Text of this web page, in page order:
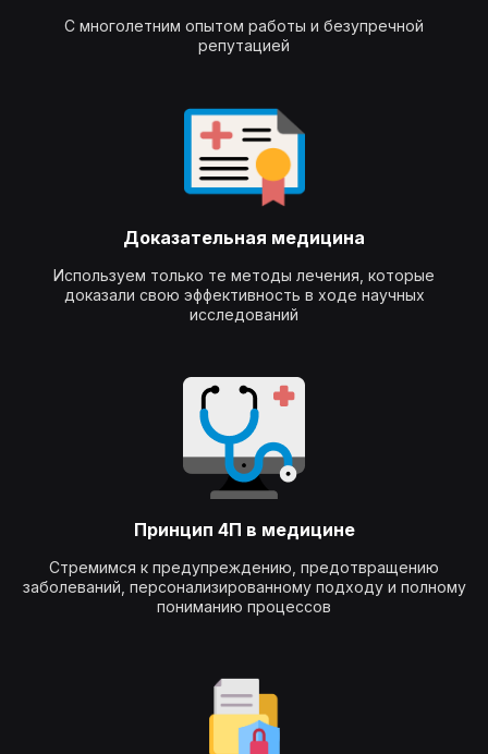
С многолетним опытом работы и безупречной
репутацией
Доказательная медицина
Используем только те методы лечения, которые
доказали свою эффективность в ходе научных
исследований
Принцип 4П в медицине
Стремимся к предупреждению, предотвращению
заболеваний, персонализированному подходу и полному
пониманию процессов